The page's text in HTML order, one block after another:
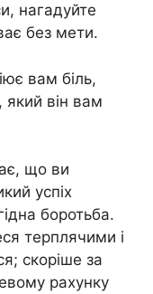
нагадуйте
без мети.
вам бiль,
який він вам
що ви
успіх
боpотьба.
терплячими і
скоріше за
рахунку